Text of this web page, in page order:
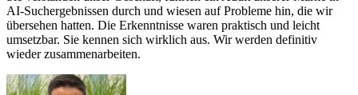
AI-Suchergebnissen durch und wiesen auf Probleme hin, die wir
übersehen hatten. Die Erkenntnisse waren praktisch und leicht
umsetzbar. Sie kennen sich wirklich aus. Wir werden definitiv
wieder zusammenarbeiten.